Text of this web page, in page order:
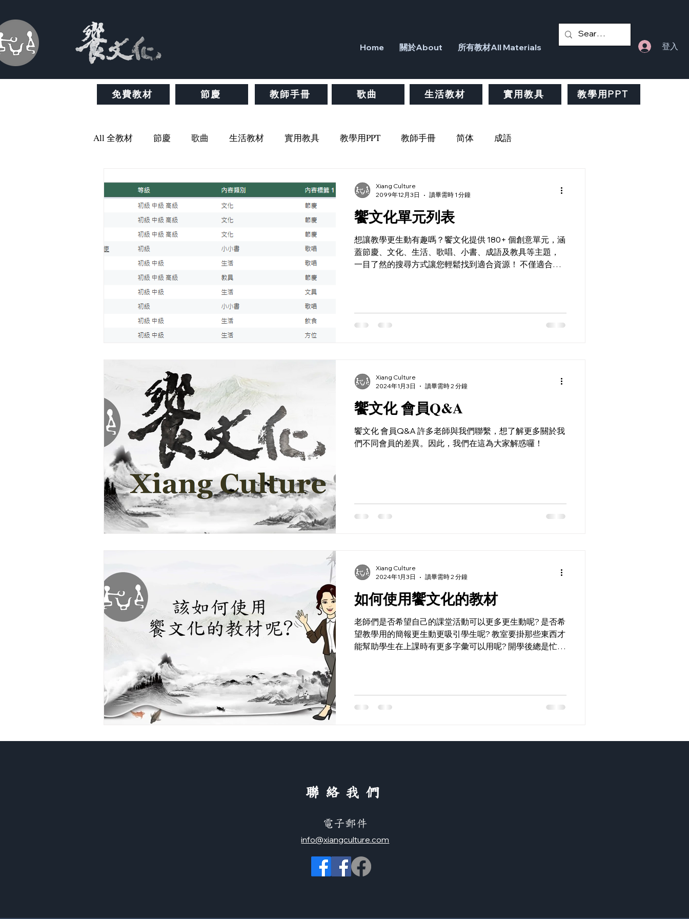
Home 關於About 所有教材All Materials 登入
免費教材 節慶 教師手冊 歌曲 生活教材 實用教具 教學用PPT
All 全教材 節慶 歌曲 生活教材 實用教具 教學用PPT 教師手冊 简体 成語
文學 歷史 饗文化單元列表
想讓教學更生動有趣嗎？饗文化提供 180+ 個創意單元，涵
蓋節慶、文化、生活、歌唱、小書、成語及教具等主題，
一目了然的搜尋方式讓您輕鬆找到適合資源！ 不僅適合課
Xiang Culture
2099年12月3日
讀畢需時 1 分鐘
饗文化 會員Q&A
饗文化 會員Q&A 許多老師與我們聯繫，想了解更多關於我
們不同會員的差異。因此，我們在這為大家解惑囉！
Xiang Culture
2024年1月3日
讀畢需時 2 分鐘
如何使用饗文化的教材
老師們是否希望自己的課堂活動可以更多更生動呢? 是否希
望教學用的簡報更生動更吸引學生呢? 教室要掛那些東西才
能幫助學生在上課時有更多字彙可以用呢? 開學後總是忙得
Xiang Culture
2024年1月3日
讀畢需時 2 分鐘
​聯絡我們
電子郵件
info@xiangculture.com